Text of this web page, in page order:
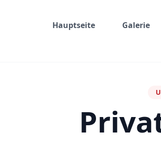
Hauptseite Galerie